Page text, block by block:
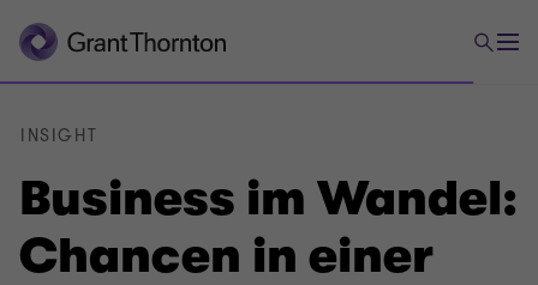
Business im Wandel:
Chancen in einer
INSIGHT